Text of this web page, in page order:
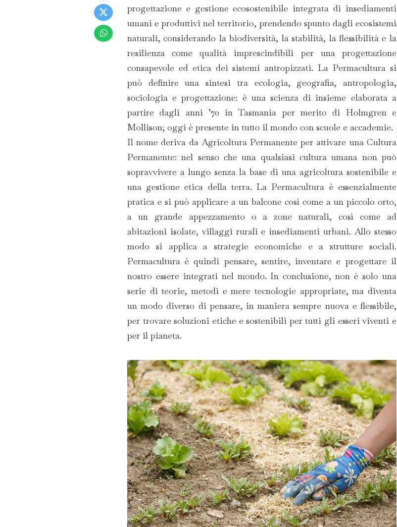
progettazione e gestione ecosostenibile integrata di insediamenti
umani e produttivi nel territorio, prendendo spunto dagli ecosistemi
naturali, considerando la biodiversità, la stabilità, la flessibilità e la
resilienza come qualità imprescindibili per una progettazione
consapevole ed etica dei sistemi antropizzati. La Permacultura si
può definire una sintesi tra ecologia, geografia, antropologia,
sociologia e progettazione: è una scienza di insieme elaborata a
partire dagli anni ’70 in Tasmania per merito di Holmgren e
Mollison; oggi è presente in tutto il mondo con scuole e accademie.
Il nome deriva da Agricoltura Permanente per attivare una Cultura
Permanente: nel senso che una qualsiasi cultura umana non può
sopravvivere a lungo senza la base di una agricoltura sostenibile e
una gestione etica della terra. La Permacultura è essenzialmente
pratica e si può applicare a un balcone così come a un piccolo orto,
a un grande appezzamento o a zone naturali, così come ad
abitazioni isolate, villaggi rurali e insediamenti urbani. Allo stesso
modo si applica a strategie economiche e a strutture sociali.
Permacultura è quindi pensare, sentire, inventare e progettare il
nostro essere integrati nel mondo. In conclusione, non è solo una
serie di teorie, metodi e mere tecnologie appropriate, ma diventa
un modo diverso di pensare, in maniera sempre nuova e flessibile,
per trovare soluzioni etiche e sostenibili per tutti gli esseri viventi e
per il pianeta.